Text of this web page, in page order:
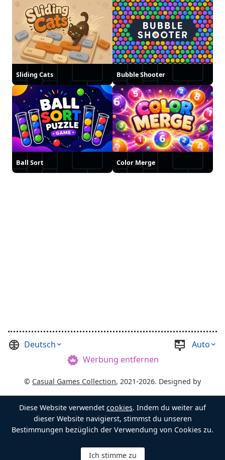
Sliding Cats Bubble Shooter
Ball Sort Color Merge
Deutsch
Auto
Werbung entfernen
© Casual Games Collection, 2021-2026. Designed by
FINAL LEVEL.
Bedingungen
Datenschutz Schatztruhenmeister
Diese Website verwendet cookies. Indem du weiter auf
dieser Website navigierst, stimmst du unseren
Bestimmungen bezüglich der Verwendung von Cookies zu.